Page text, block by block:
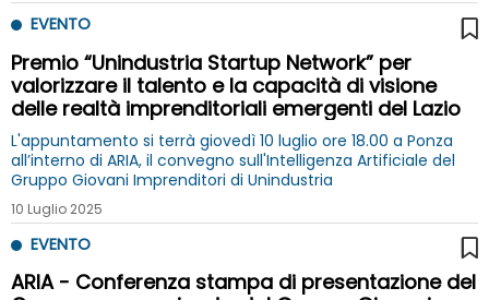
EVENTO
Premio “Unindustria Startup Network” per
valorizzare il talento e la capacità di visione
delle realtà imprenditoriali emergenti del Lazio
L'appuntamento si terrà giovedì 10 luglio ore 18.00 a Ponza
all’interno di ARIA, il convegno sull'Intelligenza Artificiale del
Gruppo Giovani Imprenditori di Unindustria
10 Luglio 2025
EVENTO
ARIA - Conferenza stampa di presentazione del